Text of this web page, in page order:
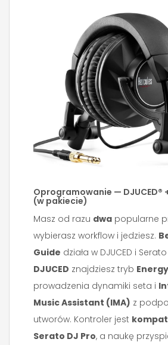
Oprogramowanie — DJUCED®
(w pakiecie)
Masz od razu dwa popularne
wybierasz workflow i jedziesz.
Guide działa w DJUCED i
DJUCED znajdziesz tryb Energy
prowadzenia dynamiki seta i
Music Assistant (IMA) z
utworów. Kontroler jest
Serato DJ Pro, a naukę